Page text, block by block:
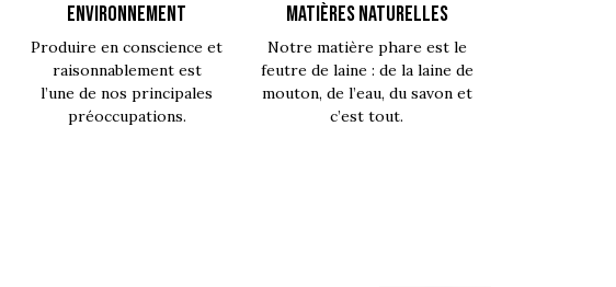
ENVIRONNEMENT
Produire en conscience et
raisonnablement est
l’une de nos principales
préoccupations.
MATIÈRES NATURELLES
Notre matière phare est le
feutre de laine : de la laine de
mouton, de l’eau, du savon et
c’est tout.